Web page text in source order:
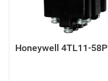
Honeywell 4TL11-58P